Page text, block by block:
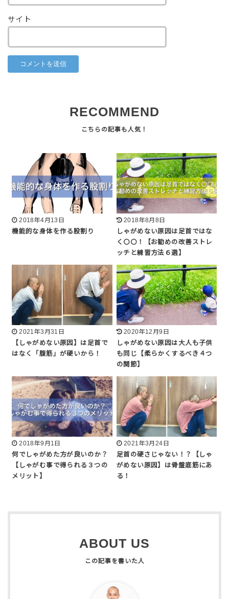
サイト
RECOMMEND
2018年4月13日
機能的な身体を作る股割り
2018年8月8日
しゃがめない原因は足首ではな
く〇〇！【お勧めの改善ストレ
ッチと練習方法６選】
2021年3月31日
【しゃがめない原因】は足首で
はなく「腹筋」が硬いから！
2020年12月9日
しゃがめない原因は大人も子供
も同じ【柔らかくするべき４つ
の関節】
2018年9月1日
何でしゃがめた方が良いのか？
【しゃがむ事で得られる３つの
メリット】
2021年3月24日
足首の硬さじゃない！？【しゃ
がめない原因】は骨盤底筋にあ
る！
ABOUT US